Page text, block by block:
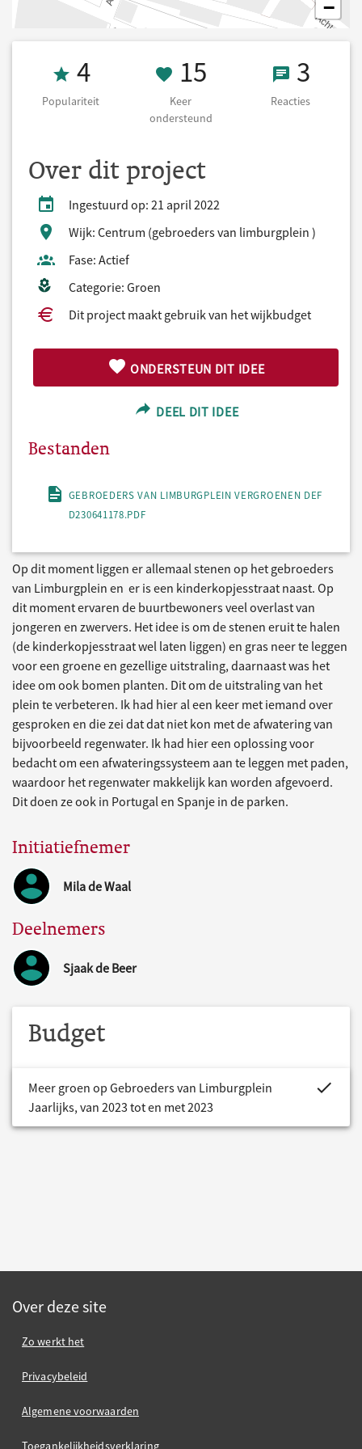
−
Populariteit 4
4
Populariteit
15 Keer
15
Keer
ondersteund
3 3
Reacties
Over dit project
Ingestuurd op: 21 april 2022
Wijk: Centrum (gebroeders van limburgplein )
Fase: Actief
Categorie: Groen
Dit project maakt gebruik van het wijkbudget
ONDERSTEUN DIT IDEE
DEEL DIT IDEE
Bestanden
GEBROEDERS VAN LIMBURGPLEIN VERGROENEN DEF
D230641178.PDF
Op dit moment liggen er allemaal stenen op het gebroeders
van Limburgplein en er is een kinderkopjesstraat naast. Op
dit moment ervaren de buurtbewoners veel overlast van
jongeren en zwervers. Het idee is om de stenen eruit te halen
(de kinderkopjesstraat wel laten liggen) en gras neer te leggen
voor een groene en gezellige uitstraling, daarnaast was het
idee om ook bomen planten. Dit om de uitstraling van het
plein te verbeteren. Ik had hier al een keer met iemand over
gesproken en die zei dat dat niet kon met de afwatering van
bijvoorbeeld regenwater. Ik had hier een oplossing voor
bedacht om een afwateringssysteem aan te leggen met paden,
waardoor het regenwater makkelijk kan worden afgevoerd.
Dit doen ze ook in Portugal en Spanje in de parken.
Initiatiefnemer
Mila de Waal
Deelnemers
Sjaak de Beer
Budget
Meer groen op Gebroeders van Limburgplein
Jaarlijks, van 2023 tot en met 2023
Over deze site
Zo werkt het
Privacybeleid
Algemene voorwaarden
Toegankelijkheidsverklaring